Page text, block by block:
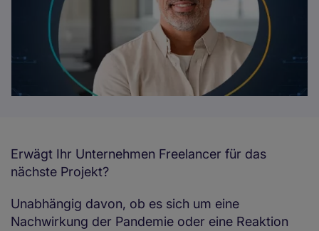
Erwägt Ihr Unternehmen Freelancer für das
nächste Projekt?
Unabhängig davon, ob es sich um eine
Nachwirkung der Pandemie oder eine Reaktion